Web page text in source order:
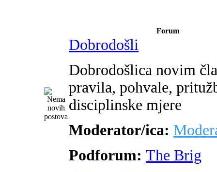
Forum
Dobrodošli
Dobrodošlica novim
pravila, pohvale,
disciplinske mjere
Moderator/ica:
Podforum: The Brig